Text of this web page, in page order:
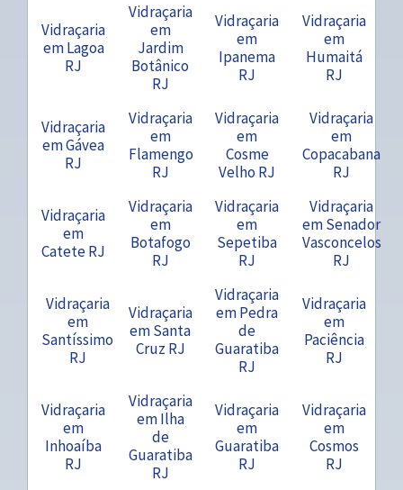
Vidraçaria
em Lagoa
RJ
Vidraçaria
em
Jardim
Botânico
RJ
Vidraçaria
em
Ipanema
RJ
Vidraçaria
em
Humaitá
RJ
Vidraçaria
em Gávea
RJ
Vidraçaria
em
Flamengo
RJ
Vidraçaria
em
Cosme
Velho RJ
Vidraçaria
em
Copacabana
RJ
Vidraçaria
em
Catete RJ
Vidraçaria
em
Botafogo
RJ
Vidraçaria
em
Sepetiba
RJ
Vidraçaria
em Senador
Vasconcelos
RJ
Vidraçaria
em
Santíssimo
RJ
Vidraçaria
em Santa
Cruz RJ
Vidraçaria
em Pedra
de
Guaratiba
RJ
Vidraçaria
em
Paciência
RJ
Vidraçaria
em
Inhoaíba
RJ
Vidraçaria
em Ilha
de
Guaratiba
RJ
Vidraçaria
em
Guaratiba
RJ
Vidraçaria
em
Cosmos
RJ